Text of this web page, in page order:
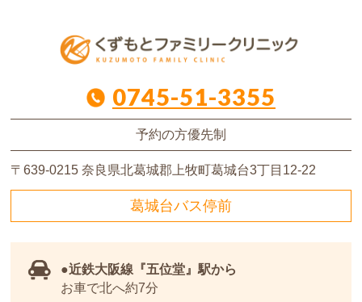
0745-51-3355
予約の方優先制
〒639-0215奈良県北葛城郡上牧町葛城台3丁目12-22
葛城台バス停前
近鉄大阪線 『五位堂』駅から
お車で北へ約7分